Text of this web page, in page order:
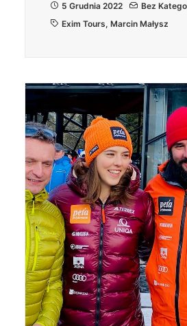
5 Grudnia 2022
Bez
Exim Tours, Marcin Małysz